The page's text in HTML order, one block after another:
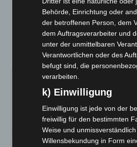
Die Aktuelle
Reihe
LUQI EV300
LUQI EV600
Behörde, Einrichtung oder
der betroffenen Person, dem
dem Auftragsverarbeiter und
unter der unmittelbaren
Verantwortlichen oder des
befugt sind, die
verarbeiten.
k) Einwilligung
Einwilligung ist jede von der
freiwillig für den bestimmten
Weise und
Willensbekundung in Form